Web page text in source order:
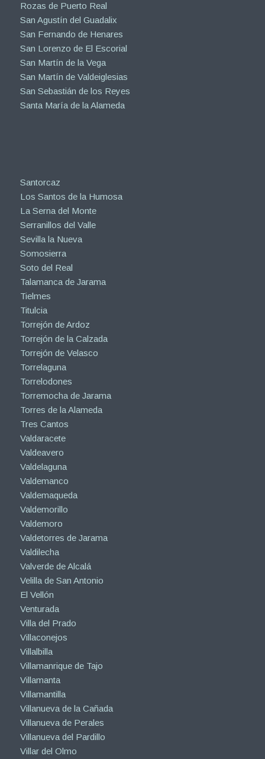
Rozas de Puerto Real
San Agustín del Guadalix
San Fernando de Henares
San Lorenzo de El Escorial
San Martín de la Vega
San Martín de Valdeiglesias
San Sebastián de los Reyes
Santa María de la Alameda
Santorcaz
Los Santos de la Humosa
La Serna del Monte
Serranillos del Valle
Sevilla la Nueva
Somosierra
Soto del Real
Talamanca de Jarama
Tielmes
Titulcia
Torrejón de Ardoz
Torrejón de la Calzada
Torrejón de Velasco
Torrelaguna
Torrelodones
Torremocha de Jarama
Torres de la Alameda
Tres Cantos
Valdaracete
Valdeavero
Valdelaguna
Valdemanco
Valdemaqueda
Valdemorillo
Valdemoro
Valdetorres de Jarama
Valdilecha
Valverde de Alcalá
Velilla de San Antonio
El Vellón
Venturada
Villa del Prado
Villaconejos
Villalbilla
Villamanrique de Tajo
Villamanta
Villamantilla
Villanueva de la Cañada
Villanueva de Perales
Villanueva del Pardillo
Villar del Olmo